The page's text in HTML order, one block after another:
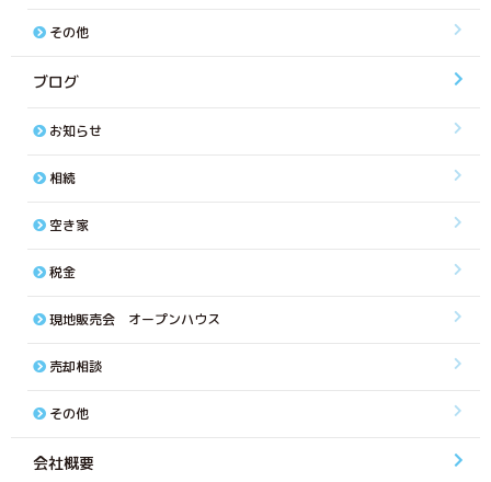
その他
ブログ
お知らせ
相続
空き家
税金
現地販売会 オープンハウス
売却相談
その他
会社概要